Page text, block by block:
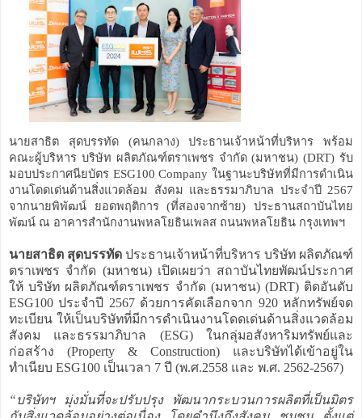
นายสาธิต สุดบรรทัด (คนกลาง) ประธานเจ้าหน้าที่บริหาร พร้อม
คณะผู้บริหาร บริษัท ผลิตภัณฑ์ตราเพชร จำกัด (มหาชน) (DRT) รับ
มอบประกาศนียบัตร ESG100 Company ในฐานะบริษัทที่มีการดำเนิน
งานโดดเด่นด้านสิ่งแวดล้อม สังคม และธรรมาภิบาล ประจำปี 2567
จากนายพิพัฒน์ ยอดพฤติการ (ที่สองจากซ้าย) ประธานสถาบันไทย
พัฒน์ ณ อาคารสำนักงานพหลโยธินเพลส ถนนพหลโยธิน กรุงเทพฯ
นายสาธิต สุดบรรทัด ประธานเจ้าหน้าที่บริหาร บริษัท ผลิตภัณฑ์
ตราเพชร จำกัด (มหาชน) เปิดเผยว่า สถาบันไทยพัฒน์ประกาศ
ให้ บริษัท ผลิตภัณฑ์ตราเพชร จำกัด (มหาชน) (DRT) ติดอันดับ
ESG100 ประจำปี 2567 ด้วยการคัดเลือกจาก 920 หลักทรัพย์จด
ทะเบียน ให้เป็นบริษัทที่มีการดำเนินงานโดดเด่นด้านสิ่งแวดล้อม
สังคม และธรรมาภิบาล (ESG) ในกลุ่มอสังหาริมทรัพย์และ
ก่อสร้าง (Property & Construction) และบริษัทได้เข้าอยู่ใน
ทำเนียบ ESG100 เป็นเวลา 7 ปี (พ.ศ.2558 และ พ.ศ. 2562-2567)
“บริษัทฯ มุ่งมั่นที่จะปรับปรุง พัฒนากระบวนการผลิตที่เป็นมิตร